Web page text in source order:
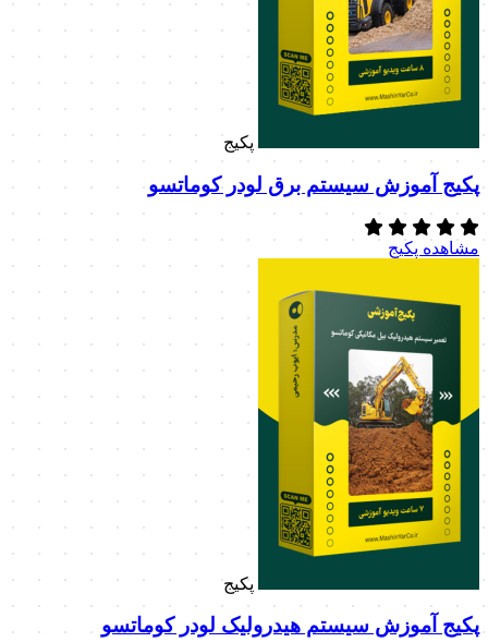
پکیج
پکیج آموزش سیستم برق لودر کوماتسو
مشاهده پکیج
پکیج
پکیج آموزش سیستم هیدرولیک لودر کوماتسو